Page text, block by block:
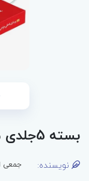
بسته 5جلدی مرور جامع DRS پرستاری
نویسنده: جمعی